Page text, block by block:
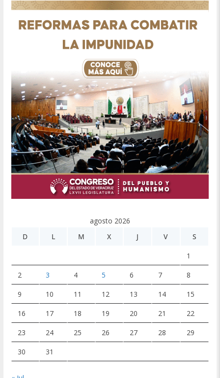
agosto 2026
D
L M X J V S
1
2 3 4 5 6 7 8
9 10 11 12 13 14 15
16 17 18 19 20 21 22
23 24 25 26 27 28 29
30 31